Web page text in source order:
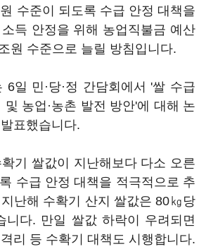
수준이 되도록 수급 안정 대책을
득 안정을 위해 농업직불금 예산
원 수준으로 늘릴 방침입니다.
6일 민·당·정 간담회에서 '쌀 수급
농업·농촌 발전 방안'에 대해 논
표했습니다.
기 쌀값이 지난해보다 다소 오른
수급 안정 대책을 적극적으로 추
난해 수확기 산지 쌀값은 80㎏당
니다. 만일 쌀값 하락이 우려되면
리 등 수확기 대책도 시행합니다.